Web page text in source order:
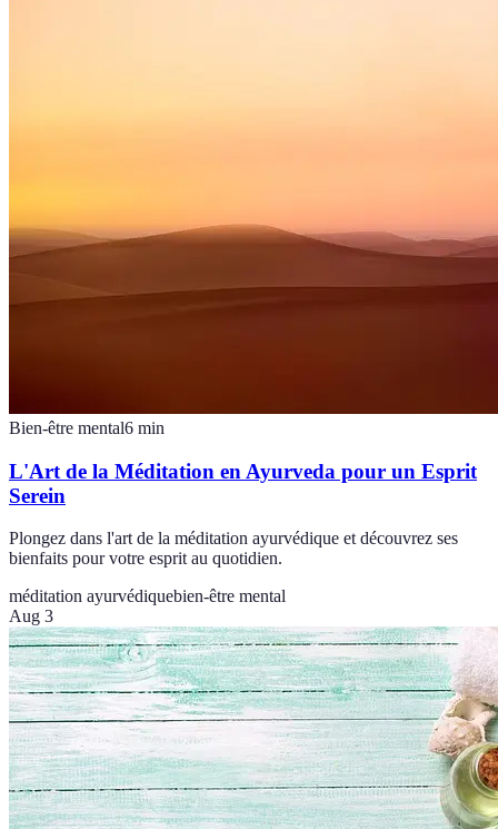
Bien-être mental6 min
L'Art de la Méditation en Ayurveda pour un Esprit
Serein
Plongez dans l'art de la méditation ayurvédique et découvrez ses
bienfaits pour votre esprit au quotidien.
méditation ayurvédiquebien-être mental
Aug 3